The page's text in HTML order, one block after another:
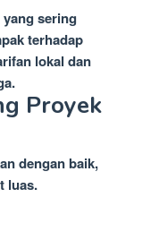
sering
terhadap
lokal dan
Proyek
dengan baik,
luas.